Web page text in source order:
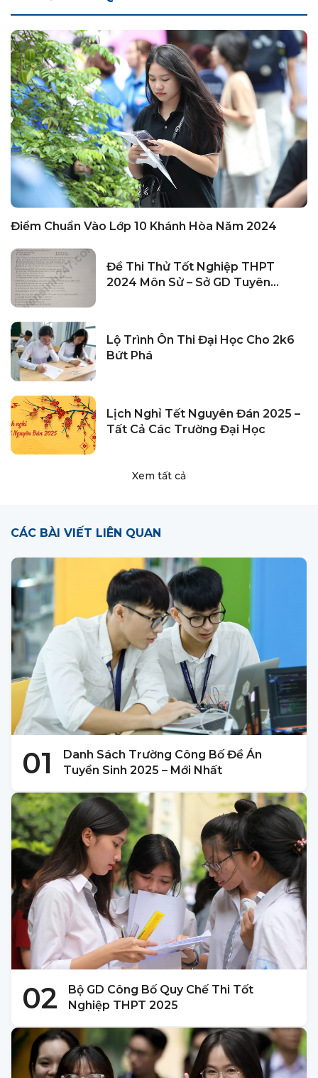
Điểm Chuẩn Vào Lớp 10 Khánh Hòa Năm 2024
Đề Thi Thử Tốt Nghiệp THPT
2024 Môn Sử – Sở GD Tuyên
Lộ Trình Ôn Thi Đại Học Cho 2k6
Bứt Phá
Lịch Nghỉ Tết Nguyên Đán 2025 –
Tất Cả Các Trường Đại Học
Xem tất cả
CÁC BÀI VIẾT LIÊN QUAN
01
Danh Sách Trường Công Bố Đề Án
Tuyển Sinh 2025 – Mới Nhất
02
Bộ GD Công Bố Quy Chế Thi Tốt
Nghiệp THPT 2025